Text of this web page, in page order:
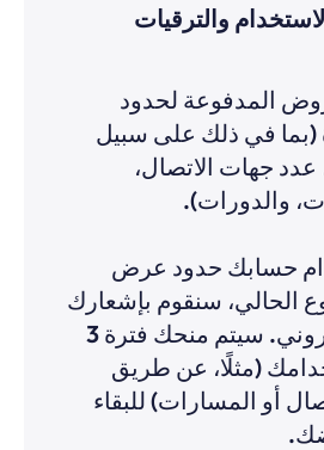
الاستخدام والترقيات
المدفوعة لحدود
(بما في ذلك على سبيل
عدد جهات الاتصال،
والدورات).
حسابك حدود عرض
الحالي، سنقوم بإشعارك
عبر البريد الإلكتروني. سيتم منحك فترة 3
(مثلًا، عن طريق
أو المسارات) للبقاء